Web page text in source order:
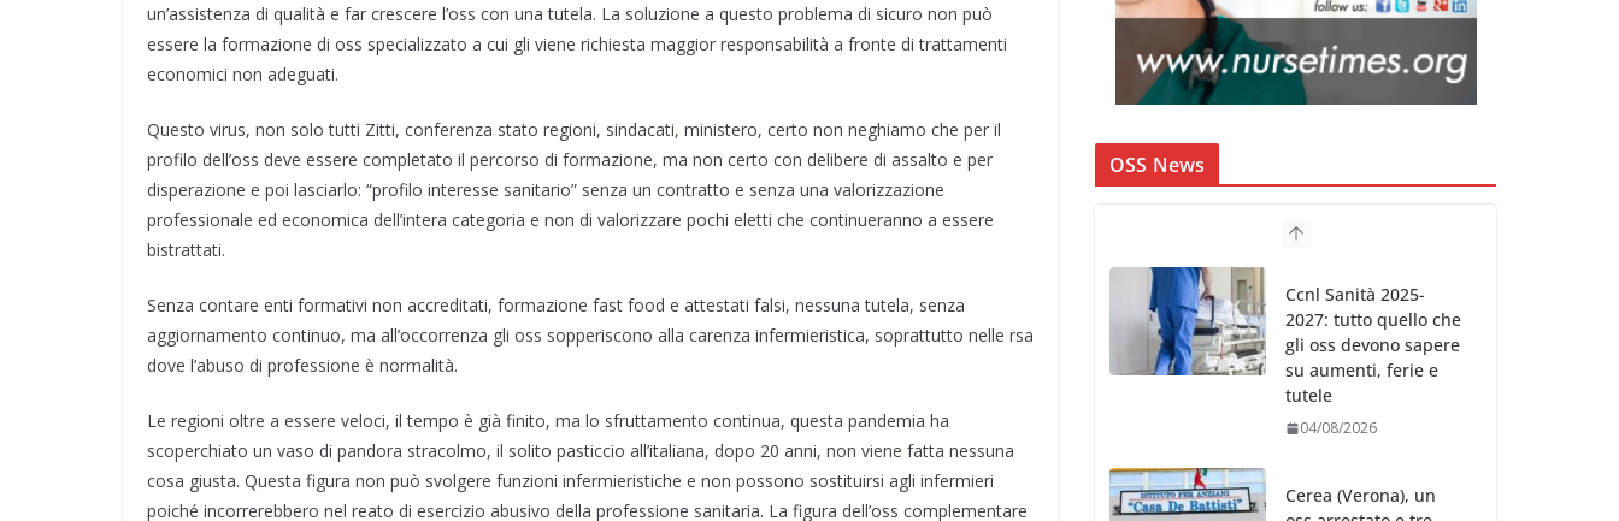
un’assistenza di qualità e far crescere l’oss con una tutela. La soluzione a questo problema di sicuro non può
essere la formazione di oss specializzato a cui gli viene richiesta maggior responsabilità a fronte di trattamenti
economici non adeguati.
Questo virus, non solo tutti Zitti, conferenza stato regioni, sindacati, ministero, certo non neghiamo che per il
profilo dell’oss deve essere completato il percorso di formazione, ma non certo con delibere di assalto e per
disperazione e poi lasciarlo: “profilo interesse sanitario” senza un contratto e senza una valorizzazione
professionale ed economica dell’intera categoria e non di valorizzare pochi eletti che continueranno a essere
bistrattati.
Senza contare enti formativi non accreditati, formazione fast food e attestati falsi, nessuna tutela, senza
aggiornamento continuo, ma all’occorrenza gli oss sopperiscono alla carenza infermieristica, soprattutto nelle rsa
dove l’abuso di professione è normalità.
Le regioni oltre a essere veloci, il tempo è già finito, ma lo sfruttamento continua, questa pandemia ha
scoperchiato un vaso di pandora stracolmo, il solito pasticcio all’italiana, dopo 20 anni, non viene fatta nessuna
cosa giusta. Questa figura non può svolgere funzioni infermieristiche e non possono sostituirsi agli infermieri
poiché incorrerebbero nel reato di esercizio abusivo della professione sanitaria. La figura dell’oss complementare
OSS News
Ccnl Sanità 2025-
2027: tutto quello che
gli oss devono sapere
su aumenti, ferie e
tutele
04/08/2026
Cerea (Verona), un